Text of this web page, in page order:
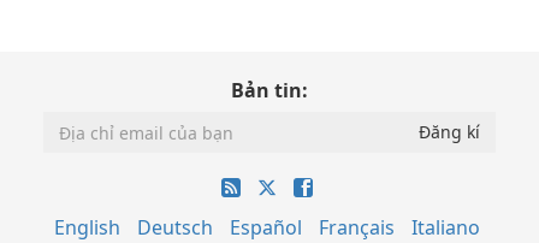
Bản tin:
English Deutsch Español Français
Italiano